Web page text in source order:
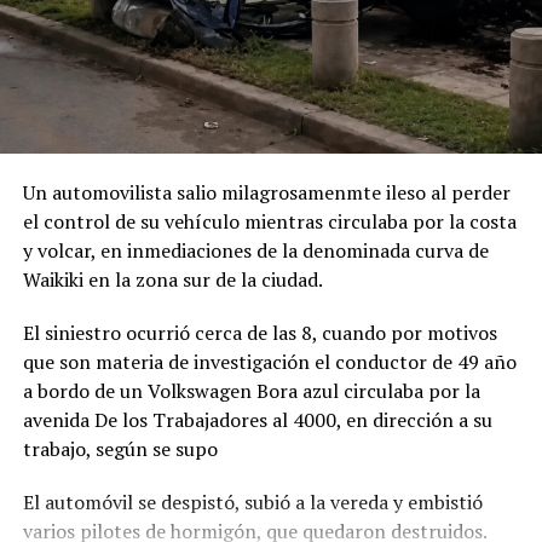
Un automovilista salio milagrosamenmte ileso al perder
el control de su vehículo mientras circulaba por la costa
y volcar, en inmediaciones de la denominada curva de
Waikiki en la zona sur de la ciudad.
El siniestro ocurrió cerca de las 8, cuando por motivos
que son materia de investigación el conductor de 49 año
a bordo de un Volkswagen Bora azul circulaba por la
avenida De los Trabajadores al 4000, en dirección a su
trabajo, según se supo
El automóvil se despistó, subió a la vereda y embistió
varios pilotes de hormigón, que quedaron destruidos.